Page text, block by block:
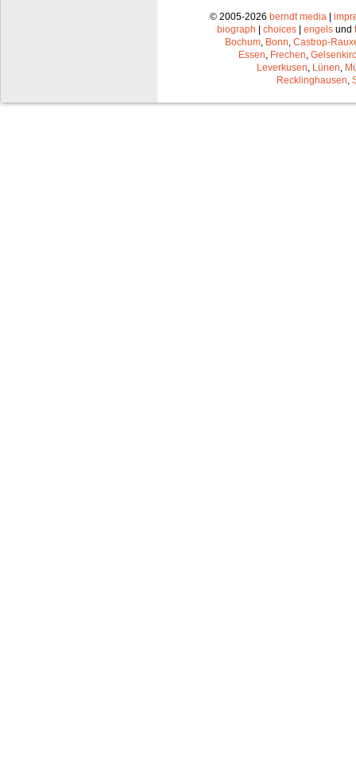
© 2005-2026 berndt media|
biograph
choices engels und
Bochum, Bonn, Castrop-
Essen, Frechen,
Leverkusen, Lünen,
Recklinghausen,